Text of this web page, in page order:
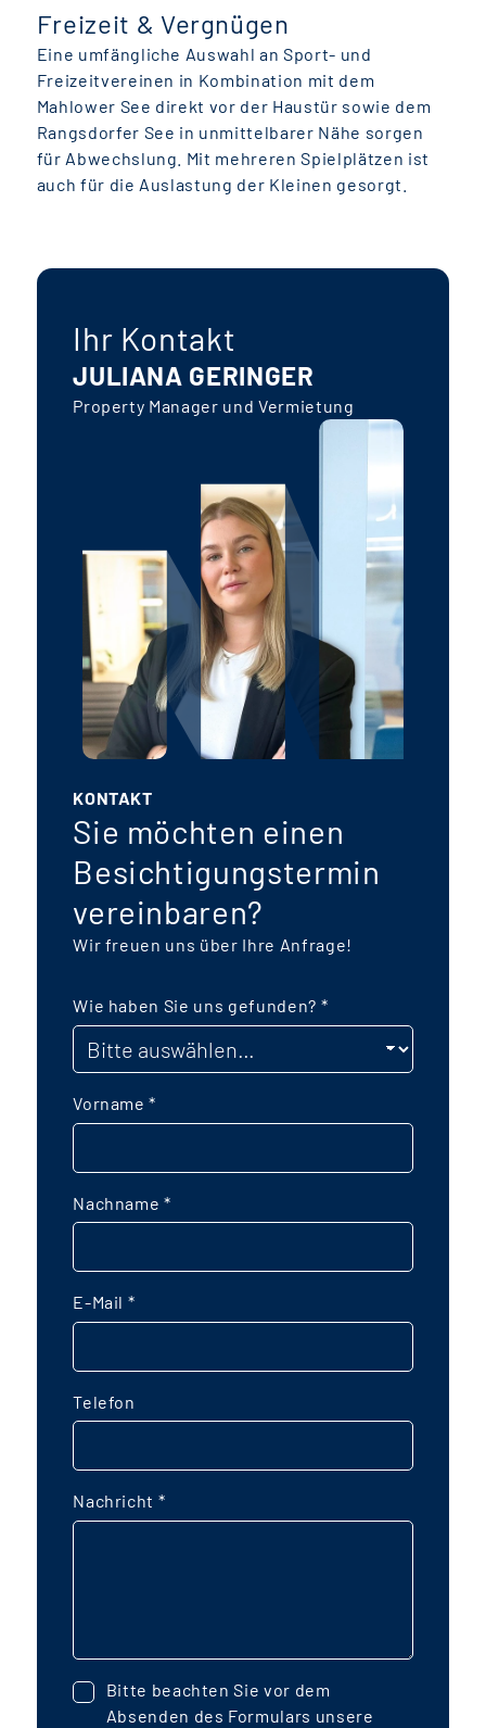
Freizeit & Vergnügen
Eine umfängliche Auswahl an Sport- und
Freizeitvereinen in Kombination mit dem
Mahlower See direkt vor der Haustür sowie dem
Rangsdorfer See in unmittelbarer Nähe sorgen
für Abwechslung. Mit mehreren Spielplätzen ist
auch für die Auslastung der Kleinen gesorgt.
Ihr Kontakt
JULIANA GERINGER
Property Manager und Vermietung
KONTAKT
Sie möchten einen
Besichtigungstermin
vereinbaren?
Wir freuen uns über Ihre Anfrage!
Wie haben Sie uns gefunden? *
Vorname*
Nachname*
E-Mail *
Telefon
Nachricht *
Bitte beachten Sie vor dem
Absenden des Formulars unsere